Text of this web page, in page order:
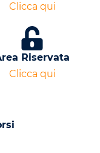
Clicca qui
Riservata
Clicca qui